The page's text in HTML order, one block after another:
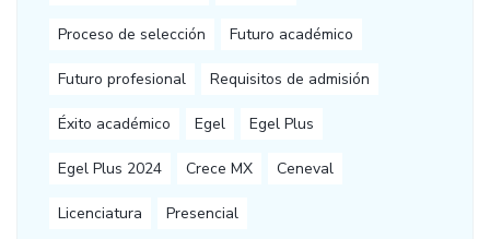
Proceso de selección Futuro académico
Futuro profesional Requisitos de admisión
Éxito académico Egel Egel Plus
Egel Plus 2024 Crece MX Ceneval
Licenciatura Presencial